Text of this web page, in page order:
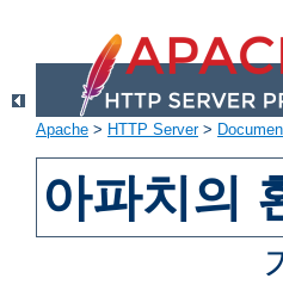
Apache > HTTP Server>
아파치의